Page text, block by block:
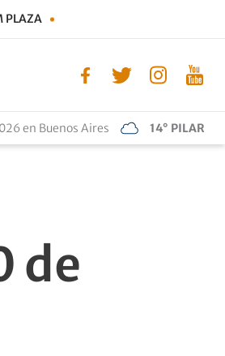
PLAZA
en Buenos Aires 14° PILAR
de